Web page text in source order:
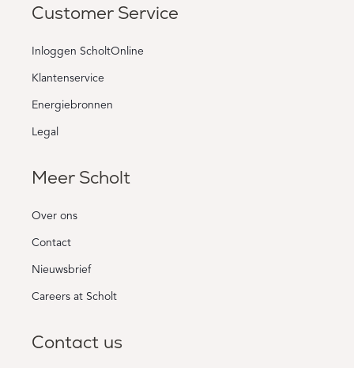
Customer Service
Inloggen ScholtOnline
Klantenservice
Energiebronnen
Legal
Meer Scholt
Over ons
Contact
Nieuwsbrief
Careers at Scholt
Contact us